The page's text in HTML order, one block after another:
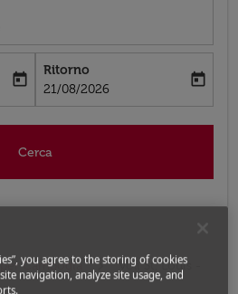
aria-label
today
Ritorno
fc-booking-return-date-aria-label
21/08/2026
today
Cerca
Cambogia
Voli St. Louis -
you agree to the storing of cookies
navigation, analyze site usage, and